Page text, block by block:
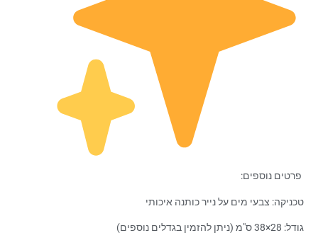
פרטים נוספים:
טכניקה: צבעי מים על נייר כותנה איכותי
גודל: 28×38 ס"מ (ניתן להזמין בגדלים נוספים)